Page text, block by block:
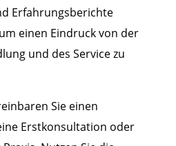
Erfahrungsberichte
einen Eindruck von der
und des Service zu
Sie einen
Erstkonsultation oder